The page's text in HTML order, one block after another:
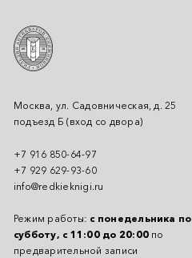
Москва, ул. Садовническая, д. 25
подъезд Б (вход со двора)
+7 916 850-64-97
+7 929 629-93-60
info@redkieknigi.ru
Режим работы: с понедельника по
субботу, с 11:00 до 20:00 по
предварительной записи